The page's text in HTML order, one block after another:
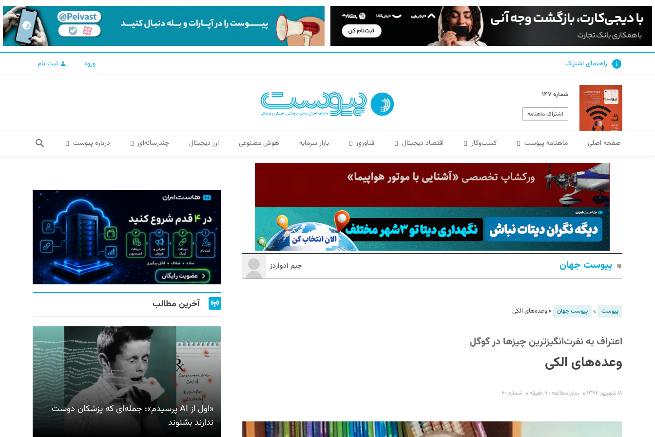
راهنمای اشتراک ورود ثبت نام
شماره ۱۴۷
اشتراک ماهنامه
صفحه اصلی ماهنامه پیوست کسب‌و‌کار اقتصاد دیجیتال فناوری بازار سرمایه هوش مصنوعی ارز دیجیتال چندرسانه‌ای درباره پیوست
پیوست جهان جیم ادواردز
پیوست » پیوست جهان » وعده‌های الکی
اعتراف به نفرت‌انگیزترین چیزها در گوگل
وعده‌های الکی
۱۸ شهریور ۱۳۹۷ زمان مطالعه : ۹ دقیقه شماره ۶۰
آخرین مطالب
«اول از AI پرسیدم»؛ جمله‌ای که پزشکان دوست
ندارند بشنوند